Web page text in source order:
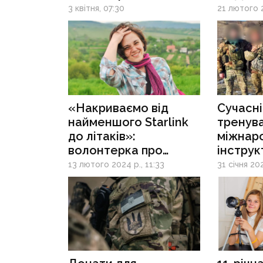
з Донеччини, який
створив спільноту,
аби допомагати
війську на фронті
3 квітня, 07:30
на
21 лютого
«Накриваємо від
найменшого Starlink
до літаків»:
волонтерка про
важливість
маскувальних сіток,
рекордні замовлення
та «маленькі» донати
13 лютого 2024 р., 11:33
на
31 січня